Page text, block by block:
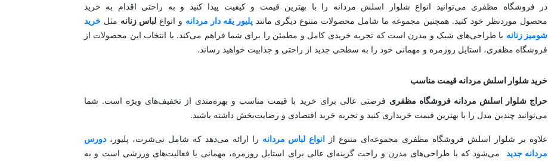
در فروشگاه مظفری می‌توانید انواع شلوار اسلش مردانه را با بهترین قیمت و کیفیت پیدا کنید و به راحتی اقدام به خرید
محصول موردنظر خود کنید. همچنین مجموعه ما شامل محصولات متنوع دیگری مانندپلیور یقه دار مردانه و انواعلباس زنانه مثل خرید
شومیز زنانه با طراحی‌های شیک و مدرن است که تجربه خریدی کامل و مطمئن را برای شما فراهم می‌کند. با انتخاب این محصولات از
فروشگاه مظفری، استایل روزمره و مهمانی خود را به سطحی جدید از راحتی و جذابیت خواهید رساند.
خرید شلوار اسلش مردانه قیمت مناسب
حراج شلوار اسلش مردانه فروشگاه مظفری فرصتی عالی برای خرید با قیمت مناسب و بهره‌مندی از تخفیف‌های ویژه است. شما
می‌توانید چندین مدل را با بهترین قیمت خریداری کنید و تجربه خرید اقتصادی و رضایت‌بخش داشته باشید.
علاوه بر شلوار اسلش فروشگاه مظفری مجموعه‌ای متنوع ازانواع لباس مردانه را ارائه می‌دهد که شامل تی‌شرت، پلیور، دورس
مردانه جدید می‌شود که با طراحی‌های مدرن و راحت گزینه‌ای عالی برای استایل روزمره، مهمانی یا فعالیت‌های ورزشی است و به